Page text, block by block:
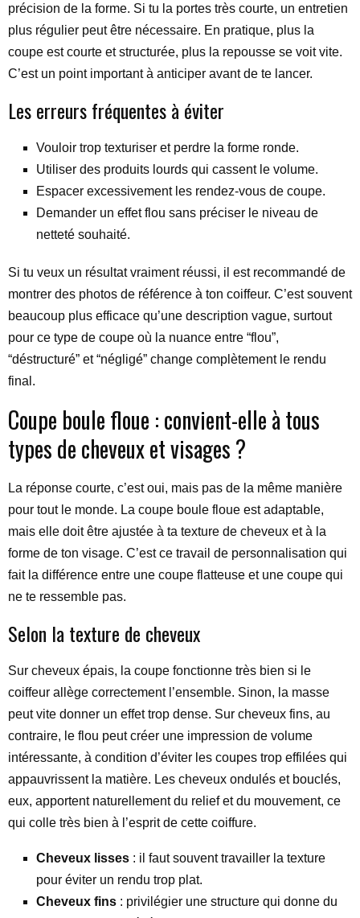
précision de la forme. Si tu la portes très courte, un entretien
plus régulier peut être nécessaire. En pratique, plus la
coupe est courte et structurée, plus la repousse se voit vite.
C’est un point important à anticiper avant de te lancer.
Les erreurs fréquentes à éviter
Vouloir trop texturiser et perdre la forme ronde.
Utiliser des produits lourds qui cassent le volume.
Espacer excessivement les rendez-vous de coupe.
Demander un effet flou sans préciser le niveau de
netteté souhaité.
Si tu veux un résultat vraiment réussi, il est recommandé de
montrer des photos de référence à ton coiffeur. C’est souvent
beaucoup plus efficace qu’une description vague, surtout
pour ce type de coupe où la nuance entre “flou”,
“déstructuré” et “négligé” change complètement le rendu
final.
Coupe boule floue : convient-elle à tous
types de cheveux et visages ?
La réponse courte, c’est oui, mais pas de la même manière
pour tout le monde. La coupe boule floue est adaptable,
mais elle doit être ajustée à ta texture de cheveux et à la
forme de ton visage. C’est ce travail de personnalisation qui
fait la différence entre une coupe flatteuse et une coupe qui
ne te ressemble pas.
Selon la texture de cheveux
Sur cheveux épais, la coupe fonctionne très bien si le
coiffeur allège correctement l’ensemble. Sinon, la masse
peut vite donner un effet trop dense. Sur cheveux fins, au
contraire, le flou peut créer une impression de volume
intéressante, à condition d’éviter les coupes trop effilées qui
appauvrissent la matière. Les cheveux ondulés et bouclés,
eux, apportent naturellement du relief et du mouvement, ce
qui colle très bien à l’esprit de cette coiffure.
Cheveux lisses : il faut souvent travailler la texture
pour éviter un rendu trop plat.
Cheveux fins : privilégier une structure qui donne du